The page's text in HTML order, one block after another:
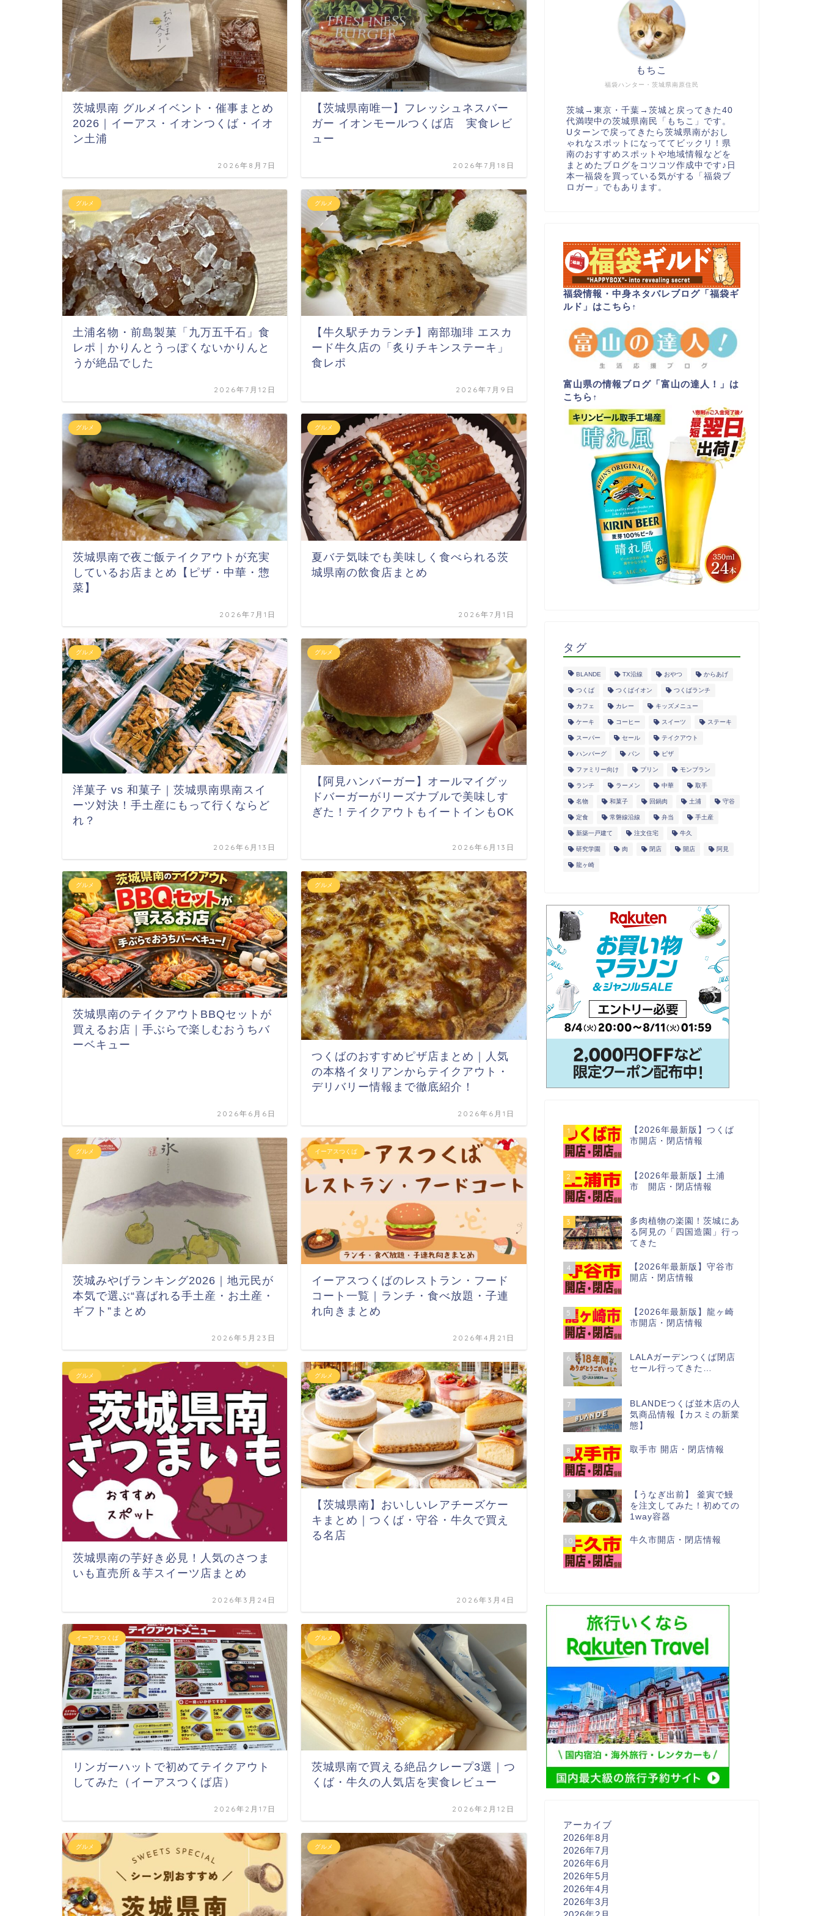
茨城県南 グルメイベント・催事まとめ
2026｜イーアス・イオンつくば・イオ
ン土浦
2026年8月7日
【茨城県南唯一】フレッシュネスバー
ガー イオンモールつくば店 実食レビ
ュー
2026年7月18日
グルメ
土浦名物・前島製菓「九万五千石」食
レポ｜かりんとうっぽくないかりんと
うが絶品でした
2026年7月12日
グルメ
【牛久駅チカランチ】南部珈琲 エスカ
ード牛久店の「炙りチキンステーキ」
食レポ
2026年7月9日
グルメ
茨城県南で夜ご飯テイクアウトが充実
しているお店まとめ【ピザ・中華・惣
菜】
2026年7月1日
グルメ
夏バテ気味でも美味しく食べられる茨
城県南の飲食店まとめ
2026年7月1日
グルメ
洋菓子 vs 和菓子｜茨城県南県南スイ
ーツ対決！手土産にもって行くならど
れ？
2026年6月13日
グルメ
【阿見ハンバーガー】オールマイグッ
ドバーガーがリーズナブルで美味しす
ぎた！テイクアウトもイートインもOK
2026年6月13日
グルメ
茨城県南のテイクアウトBBQセットが
買えるお店｜手ぶらで楽しむおうちバ
ーベキュー
2026年6月6日
グルメ
つくばのおすすめピザ店まとめ｜人気
の本格イタリアンからテイクアウト・
デリバリー情報まで徹底紹介！
2026年6月1日
グルメ
茨城みやげランキング2026｜地元民が
本気で選ぶ“喜ばれる手土産・お土産・
ギフト”まとめ
2026年5月23日
イーアスつくば
イーアスつくばのレストラン・フード
コート一覧｜ランチ・食べ放題・子連
れ向きまとめ
2026年4月21日
グルメ
茨城県南の芋好き必見！人気のさつま
いも直売所＆芋スイーツ店まとめ
2026年3月24日
グルメ
【茨城県南】おいしいレアチーズケー
キまとめ｜つくば・守谷・牛久で買え
る名店
2026年3月4日
イーアスつくば
リンガーハットで初めてテイクアウト
してみた（イーアスつくば店）
2026年2月17日
グルメ
茨城県南で買える絶品クレープ3選｜つ
くば・牛久の人気店を実食レビュー
2026年2月12日
グルメ グルメ
福袋ハンター・茨城県南原住民
もちこ
茨城→東京・千葉→茨城と戻ってきた40
代満喫中の茨城県南民「もちこ」です。
Uターンで戻ってきたら茨城県南がおし
ゃれなスポットになっててビックリ！県
南のおすすめスポットや地域情報などを
まとめたブログをコツコツ作成中です♪日
本一福袋を買っている気がする「福袋ブ
ロガー」でもあります。
福袋情報・中身ネタバレブログ「福袋ギ
ルド」はこちら ↑
富山県の情報ブログ「富山の達人！」は
こちら ↑
タグ
BLANDE TX沿線 おやつ からあげ
つくば つくばイオン つくばランチ
カフェ カレー キッズメニュー
ケーキ コーヒー スイーツ ステーキ
スーパー セール テイクアウト
ハンバーグ パン ピザ
ファミリー向け プリン モンブラン
ランチ ラーメン 中華 取手
名物 和菓子 回鍋肉 土浦 守谷
定食 常磐線沿線 弁当 手土産
新築一戸建て 注文住宅 牛久
研究学園 肉 閉店 開店 阿見
龍ヶ崎
1
【2026年最新版】つくば
市開店・閉店情報
2
【2026年最新版】土浦
市 開店・閉店情報
3
多肉植物の楽園！茨城にあ
る阿見の「四国造園」行っ
てきた
4
【2026年最新版】守谷市
開店・閉店情報
5
【2026年最新版】龍ヶ崎
市開店・閉店情報
6
LALAガーデンつくば閉店
セール行ってきた…
7
BLANDEつくば並木店の人
気商品情報【カスミの新業
態】
8 取手市 開店・閉店情報
9
【うなぎ出前】 釜寅で鰻
を注文してみた！初めての
1way容器
10 牛久市開店・閉店情報
アーカイブ
2026年8月
2026年7月
2026年6月
2026年5月
2026年4月
2026年3月